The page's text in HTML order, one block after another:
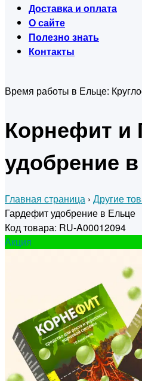
Доставка и оплата
О сайте
Полезно знать
Контакты
Время работы в Ельце:
Корнефит и
удобрение
Главная страница › Другие
Гардефит удобрение в Ельце
Код товара: RU-A00012094
Акция